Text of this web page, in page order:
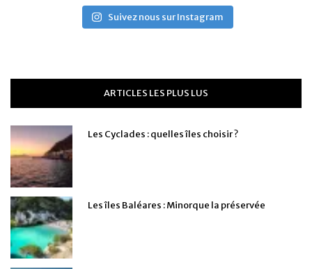
Suivez nous sur Instagram
ARTICLES LES PLUS LUS
Les Cyclades : quelles îles choisir ?
Les îles Baléares : Minorque la préservée